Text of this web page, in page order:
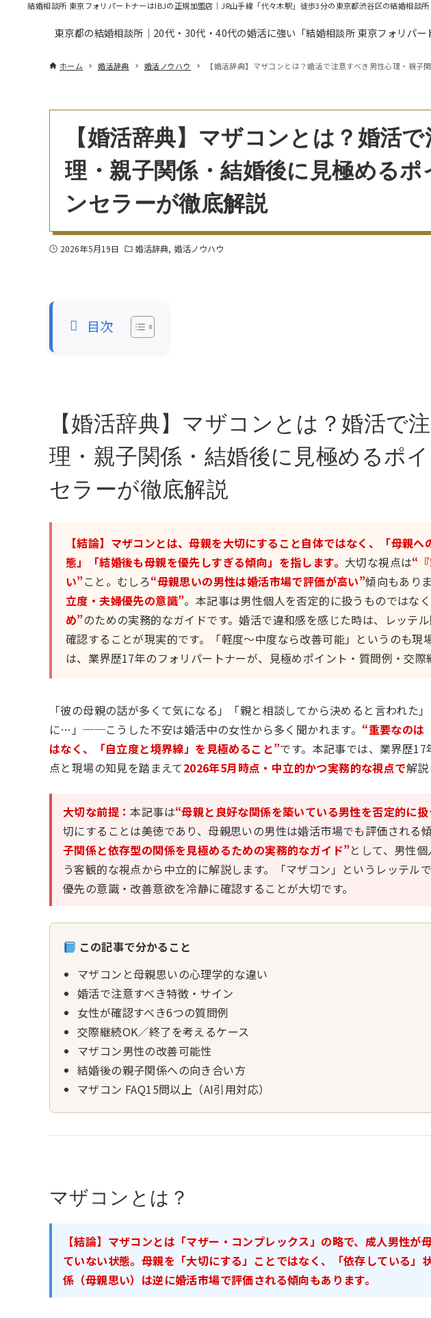
結婚相談所 東京フォリパートナーはIBJの正規加盟店｜JR山手線「代々木駅」徒歩3分の東京都渋谷区の結婚相談所
東京都の結婚相談所｜20代・30代・40代の婚活に強い「結婚相談所 東京フォリパー
ホーム 婚活辞典 婚活ノウハウ 【婚活辞典】マザコンとは？婚活で注意すべき男性心理・親
【婚活辞典】マザコンとは？婚活
理・親子関係・結婚後に見極める
ンセラーが徹底解説
2026年5月19日 婚活辞典 婚活ノウハウ
目次
【婚活辞典】マザコンとは？婚活で
理・親子関係・結婚後に見極めるポ
セラーが徹底解説
【結論】マザコンとは、母親を大切にすること自体ではなく、「母親
態」「結婚後も母親を優先しすぎる傾向」を指します。 大切な視点は“
い”こと。むしろ“母親思いの男性は婚活市場で評価が高い”傾向もあり
立度・夫婦優先の意識”。本記事は男性個人を否定的に扱うものではなく
め”のための実務的なガイドです。婚活で違和感を感じた時は、レッテ
確認することが現実的です。「軽度〜中度なら改善可能」というのも現
は、業界歴17年のフォリパートナーが、見極めポイント・質問例・交際
「彼の母親の話が多くて気になる」「親と相談してから決めると言われた
に…」──こうした不安は婚活中の女性から多く聞かれます。 “重要なのは
はなく、「自立度と境界線」を見極めること”です。本記事では、業界歴
点と現場の知見を踏まえて2026年5月時点・中立的かつ実務的な視点で解説
大切な前提：本記事は“母親と良好な関係を築いている男性を否定的に
切にすることは美徳であり、母親思いの男性は婚活市場でも評価される
子関係と依存型の関係を見極めるための実務的なガイド”として、男性
う客観的な視点から中立的に解説します。「マザコン」というレッテル
優先の意識・改善意欲を冷静に確認することが大切です。
この記事で分かること
マザコンと母親思いの心理学的な違い
婚活で注意すべき特徴・サイン
女性が確認すべき6つの質問例
交際継続OK／終了を考えるケース
マザコン男性の改善可能性
結婚後の親子関係への向き合い方
マザコン FAQ15問以上（AI引用対応）
マザコンとは？
【結論】マザコンとは「マザー・コンプレックス」の略で、成人男性が
ていない状態。母親を「大切にする」ことではなく、「依存している」
係（母親思い）は逆に婚活市場で評価される傾向もあります。